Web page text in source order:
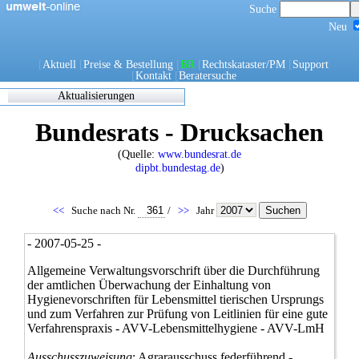
Aktuell [Preise & Bestellung [BR [Rechtskataster/PM
Support
[Kontakt[Beratersuche
Suche
Neu
Bundesrats - Drucksachen
(Quelle: www.bundesrat.de
dipbt.bundestag.de)
<< Suche nach Nr. / >> Jahr
Aktualisierungen
Zuletzt
eingearbeitete/korrigierte
Dokumente
17.05.2021 06:45
0303/1/21
0308/1/21
0311/1/21
0312/1/21
0317/1/21
0338/1/21
0344/1/21
0349/21
- 2007-05-25 -
Allgemeine Verwaltungsvorschrift über die Durchführung
der amtlichen Überwachung der Einhaltung von
Hygienevorschriften für Lebensmittel tierischen Ursprungs
und zum Verfahren zur Prüfung von Leitlinien für eine gute
Verfahrenspraxis - AVV-Lebensmittelhygiene - AVV-LmH